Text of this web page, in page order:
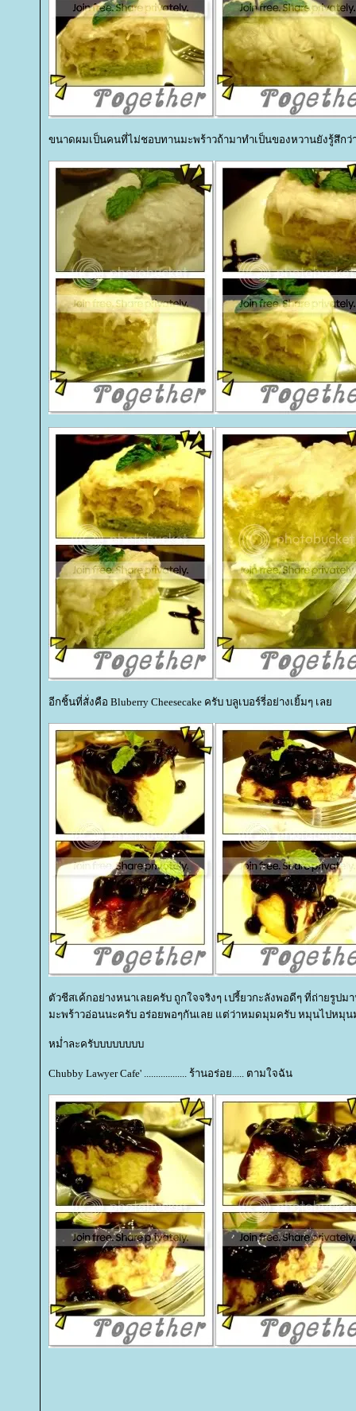
ขนาดผมเป็นคนที่ไม่ชอบทานมะพร้าวถ้ามาทำเป็นของหวานยังรู้สึกว่
อีกชิ้นที่สั่งคือ Bluberry Cheesecake ครับ บลูเบอร์รี่อย่างเยิ้มๆ เล
ตัวชีสเค้กอย่างหนาเลยครับ ถูกใจจริงๆ เปรี้ยวกะลังพอดีๆ ที่ถ่ายรูปม
มะพร้าวอ่อนนะครับ อร่อยพอๆกันเลย แต่ว่าหมดมุมครับ หมุนไปหมุ
หม่ำละครับบบบบบบบ
Chubby Lawyer Cafe' .................. ร้านอร่อย..... ตามใจฉัน